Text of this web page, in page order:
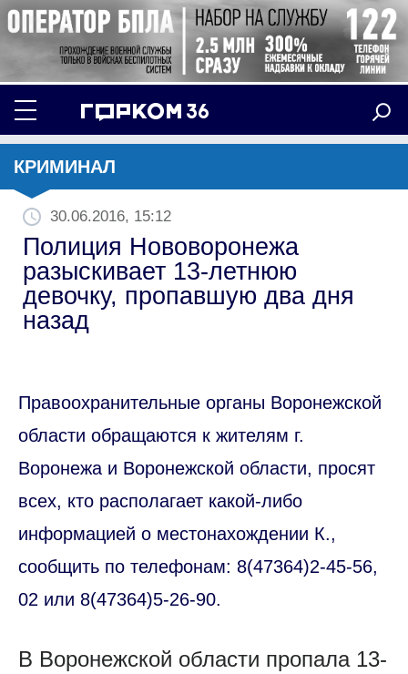
КРИМИНАЛ
30.06.2016, 15:12
Полиция Нововоронежа
разыскивает 13-летнюю
девочку, пропавшую два дня
назад
Правоохранительные органы Воронежской
области обращаются к жителям г.
Воронежа и Воронежской области, просят
всех, кто располагает какой-либо
информацией о местонахождении К.,
сообщить по телефонам: 8(47364)2-45-56,
02 или 8(47364)5-26-90.
В Воронежской области пропала 13-